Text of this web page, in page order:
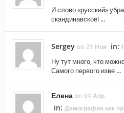
И слово «русский»
скандинавское! ...
Sergey on 21 Ноя in:
Ну тут много, что
Самого первого изве ...
Елена on 04 Апр
in: Демография как